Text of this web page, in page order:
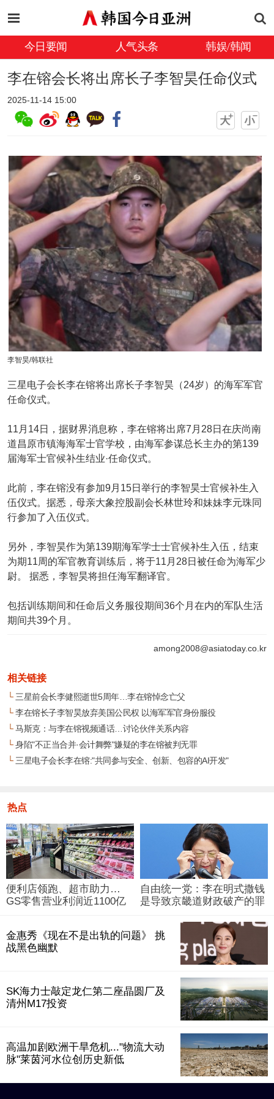
今日要闻 人气头条 韩娱/韩闻
李在镕会长将出席长子李智昊任命仪式
2025-11-14 15:00
李智昊/韩联社
三星电子会长李在镕将出席长子李智昊（24岁）的海军军官
任命仪式。
11月14日，据财界消息称，李在镕将出席7月28日在庆尚南
道昌原市镇海海军士官学校，由海军参谋总长主办的第139
届海军士官候补生结业·任命仪式。
此前，李在镕没有参加9月15日举行的李智昊士官候补生入
伍仪式。据悉，母亲大象控股副会长林世玲和妹妹李元珠同
行参加了入伍仪式。
另外，李智昊作为第139期海军学士士官候补生入伍，结束
为期11周的军官教育训练后，将于11月28日被任命为海军少
尉。 据悉，李智昊将担任海军翻译官。
包括训练期间和任命后义务服役期间36个月在内的军队生活
期间共39个月。
among2008@asiatoday.co.kr
相关链接
└三星前会长李健熙逝世5周年…李在镕悼念亡父
└李在镕长子李智昊放弃美国公民权 以海军军官身份服役
└马斯克：与李在镕视频通话…讨论伙伴关系内容
└身陷"不正当合并·会计舞弊"嫌疑的李在镕被判无罪
└三星电子会长李在镕:"共同参与安全、创新、包容的AI开发"
热点
便利店领跑、超市助力…
GS零售营业利润近1100亿
自由统一党：李在明式撒钱
是导致京畿道财政破产的罪
金惠秀《现在不是出轨的问题》 挑
战黑色幽默
SK海力士敲定龙仁第二座晶圆厂及
清州M17投资
高温加剧欧洲干旱危机..."物流大动
脉"莱茵河水位创历史新低